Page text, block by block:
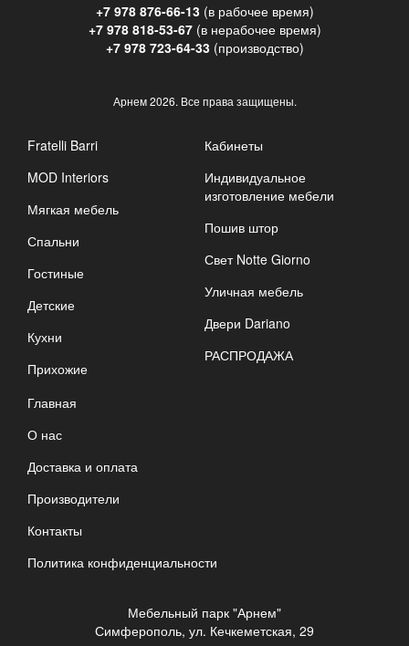
+7 978 876-66-13(в рабочее время)
+7 978 818-53-67(в нерабочее время)
+7 978 723-64-33(производство)
Арнем2026. Все права защищены.
Fratelli Barri
MOD Interiors
Мягкая мебель
Спальни
Гостиные
Детские
Кухни
Прихожие
Кабинеты
Индивидуальное
изготовление мебели
Пошив штор
Свет Notte Giorno
Уличная мебель
Двери Dariano
РАСПРОДАЖА
Главная
О нас
Доставка и оплата
Производители
Контакты
Политика конфиденциальности
Мебельный парк "Арнем"
Симферополь, ул. Кечкеметская, 29